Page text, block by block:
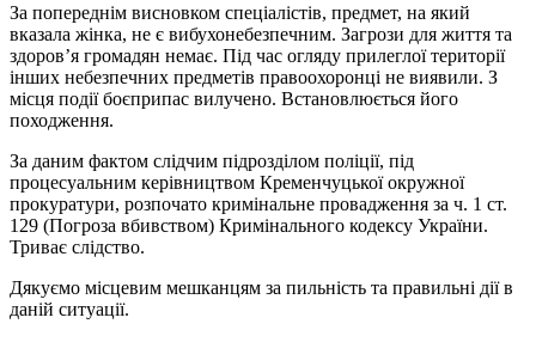
За попереднім висновком спеціалістів, предмет, на який
вказала жінка, не є вибухонебезпечним. Загрози для життя та
здоров’я громадян немає. Під час огляду прилеглої території
інших небезпечних предметів правоохоронці не виявили. З
місця події боєприпас вилучено. Встановлюється його
походження.
За даним фактом слідчим підрозділом поліції, під
процесуальним керівництвом Кременчуцької окружної
прокуратури, розпочато кримінальне провадження за ч. 1 ст.
129 (Погроза вбивством) Кримінального кодексу України.
Триває слідство.
Дякуємо місцевим мешканцям за пильність та правильні дії в
даній ситуації.